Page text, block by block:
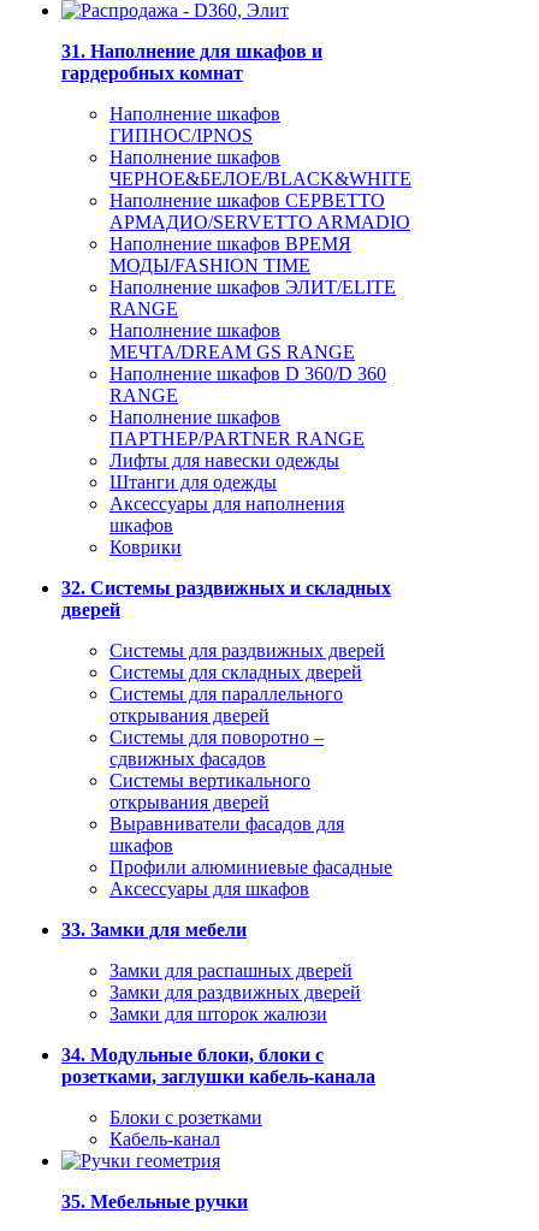
31. Наполнение для шкафов и
гардеробных комнат
Наполнение шкафов
ГИПНОС/IPNOS
Наполнение шкафов
ЧЕРНОЕ&БЕЛОЕ/BLACK&WHITE
Наполнение шкафов СЕРВЕТТО
АРМАДИО/SERVETTO ARMADIO
Наполнение шкафов ВРЕМЯ
МОДЫ/FASHION TIME
Наполнение шкафов ЭЛИТ/ELITE
RANGE
Наполнение шкафов
МЕЧТА/DREAM GS RANGE
Наполнение шкафов D 360/D 360
RANGE
Наполнение шкафов
ПАРТНЕР/PARTNER RANGE
Лифты для навески одежды
Штанги для одежды
Аксессуары для наполнения
шкафов
Коврики
32. Системы раздвижных и складных
дверей
Системы для раздвижных дверей
Системы для складных дверей
Системы для параллельного
открывания дверей
Системы для поворотно –
сдвижных фасадов
Системы вертикального
открывания дверей
Выравниватели фасадов для
шкафов
Профили алюминиевые фасадные
Аксессуары для шкафов
33. Замки для мебели
Замки для распашных дверей
Замки для раздвижных дверей
Замки для шторок жалюзи
34. Модульные блоки, блоки с
розетками, заглушки кабель-канала
Блоки с розетками
Кабель-канал
35. Мебельные ручки